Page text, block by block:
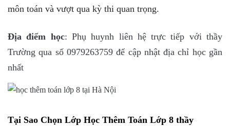
môn toán và vượt qua kỳ thi quan trọng.
Địa điểm học: Phụ huynh liên hệ trực tiếp với thầy
Trường qua số 0979263759 để cập nhật địa chỉ học gần
nhất
Tại Sao Chọn Lớp Học Thêm Toán Lớp 8 thầy